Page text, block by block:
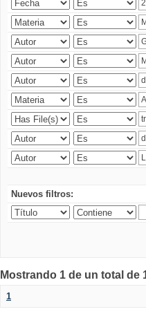
Nuevos filtros:
Mostrando 1 de un total
1